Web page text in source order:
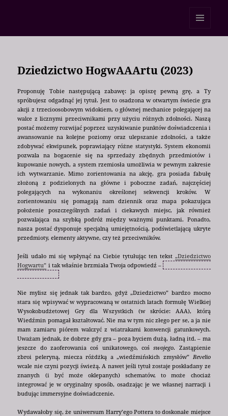
Dziedzictwo HogwAAArtu (2023)
Proponuję Tobie następującą zabawę: ja opiszę pewną grę, a Ty
spróbujesz odgadnąć jej tytuł. Jest to osadzona w otwartym świecie gra
akcji z trzecioosobowym widokiem, o głównej mechanice polegającej na
walce z licznymi przeciwnikami przy użyciu różnych zdolności. Naszą
postać możemy rozwijać poprzez uzyskiwanie punktów doświadczenia i
awansowanie na kolejne poziomy oraz ulepszanie zdolności, a także
zdobywać ekwipunek, poprawiający różne statystyki. System ekonomii
pozwala na bogacenie się na sprzedaży zbędnych przedmiotów i
kupowanie nowych, a system rzemiosła umożliwia w pewnym zakresie
ich wytwarzanie. Mimo zorientowania na akcję, gra posiada fabułę
złożoną z podzielonych na główne i poboczne zadań, najczęściej
polegających na wykonaniu określonej sekwencji kroków. W
zorientowaniu się pomagają nam dziennik oraz mapa pokazująca
położenie poszczególnych zadań i ciekawych miejsc, jak również
pozwalająca na szybką podróż między ważnymi punktami. Ponadto,
nasza postać dysponuje specjalną umiejętnością, podświetlającą ukryte
przedmioty, elementy aktywne, czy też przeciwników.
Jeśli udało mi się wpłynąć na Ciebie tytułując ten tekst „Dziedzictwo
Hogwartu” i tak właśnie brzmiała Twoja odpowiedź –
Wiedźmina 3 ;)
Nie mylisz się jednak tak bardzo, gdyż „Dziedzictwo” bardzo mocno
stara się wpisywać w wypracowaną w ostatnich latach formułę Wielkiej
Wysokobudżetowej Gry dla Wszystkich (w skrócie: AAA), którą
Wiedźmin pomagał kształtować. Nie ma w tym nic złego per se, a ja nie
mam zamiaru piórem walczyć z wiatrakami konwencji gatunkowych.
Uważam jednak, że dobrze gdy gra – poza byciem dużą, ładną itd. – ma
jeszcze do zaoferowania coś unikatowego, cośswojego. Zastąpienie
zbroi peleryną, miecza różdżką a „wiedźmińskich zmysłów” Revelio
wcale nie czyni pozycji świeżą. A nawet jeśli tytuł zostaje poskładany ze
znanych (i być może oklepanych) schematów, to może chociaż
integrować je w oryginalny sposób, osadzając je we własnej narracji i
budując immersyjne doświadczenie.
Wydawałoby się, że uniwersum Harry’ego Pottera to doskonałe miejsce